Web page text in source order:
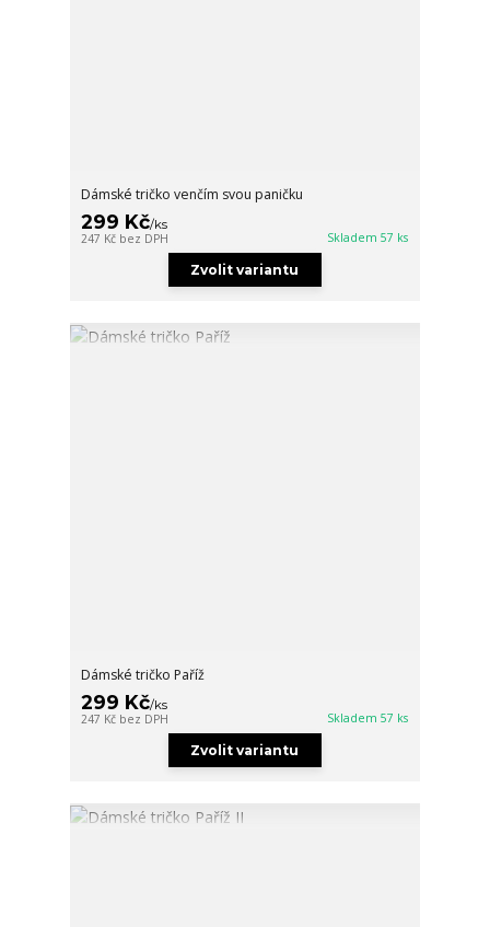
Dámské tričko venčím svou paničku
299 Kč/ks
247 Kč bez DPH Skladem 57 ks
Zvolit variantu
Dámské tričko Paříž
299 Kč/ks
247 Kč bez DPH Skladem 57 ks
Zvolit variantu